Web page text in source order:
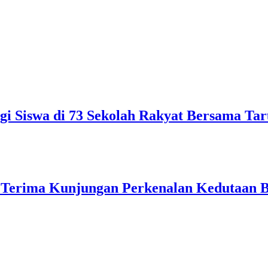
Siswa di 73 Sekolah Rakyat Bersama
Kunjungan Perkenalan Kedutaan